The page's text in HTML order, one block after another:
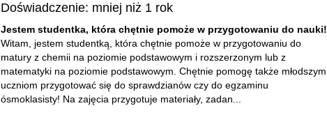
Doświadczenie: mniej niż 1 rok
Jestem studentka, która chętnie pomoże w przygotowaniu do nauki!
Witam, jestem studentką, która chętnie pomoże w przygotowaniu do
matury z chemii na poziomie podstawowym i rozszerzonym lub z
matematyki na poziomie podstawowym. Chętnie pomogę także młodszym
uczniom przygotować się do sprawdzianów czy do egzaminu
ósmoklasisty! Na zajęcia przygotuje materiały, zadan...